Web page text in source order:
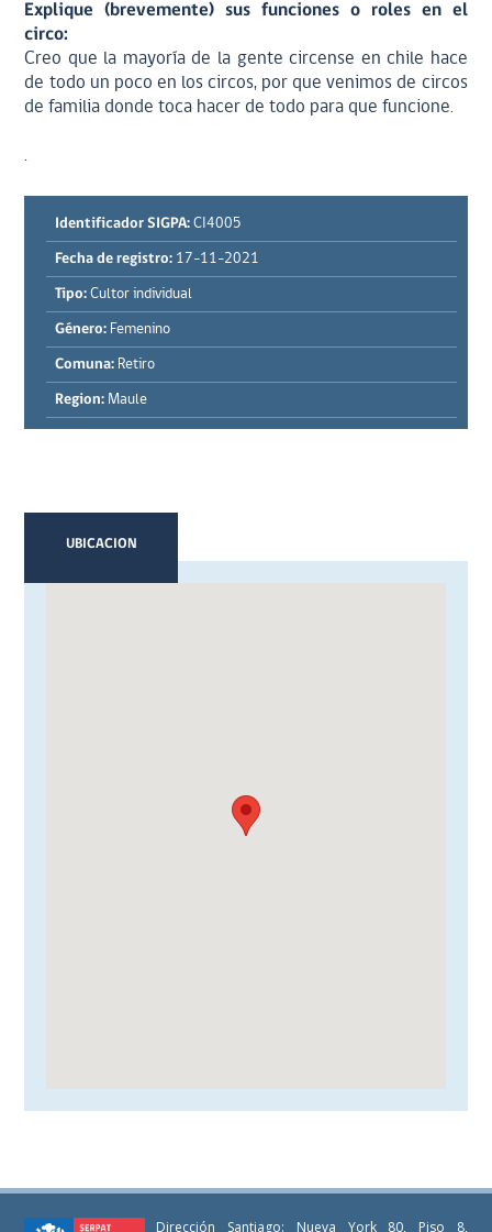
Explique (brevemente) sus funciones o roles en el
circo:
Creo que la mayoría de la gente circense en chile hace
de todo un poco en los circos, por que venimos de circos
de familia donde toca hacer de todo para que funcione.
.
Identificador SIGPA: CI4005
Fecha de registro: 17-11-2021
Tipo: Cultor individual
Género: Femenino
Comuna: Retiro
Region: Maule
UBICACION
Dirección Santiago: Nueva York 80, Piso 8,